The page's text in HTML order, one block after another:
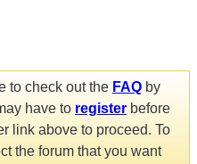
to check out the FAQ by
have to register before
link above to proceed. To
the forum that you want